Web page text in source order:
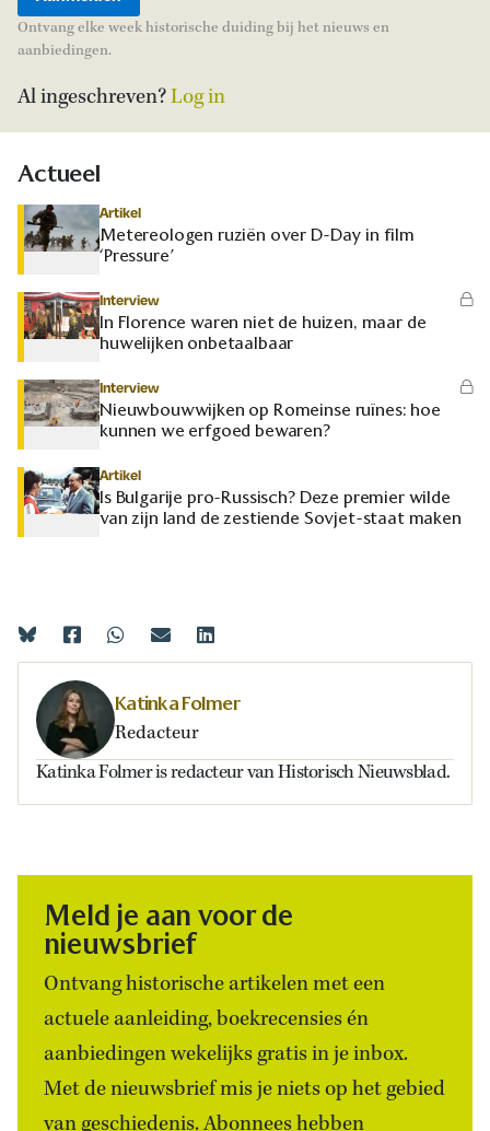
Ontvang elke week historische duiding bij het nieuws en
aanbiedingen.
Al ingeschreven?Log in
Actueel
Artikel
Metereologen ruziën over D-Day in film
‘Pressure’
Interview
In Florence waren niet de huizen, maar de
huwelijken onbetaalbaar
Interview
Nieuwbouwwijken op Romeinse ruïnes: hoe
kunnen we erfgoed bewaren?
Artikel
Is Bulgarije pro-Russisch? Deze premier wilde
van zijn land de zestiende Sovjet-staat maken
Katinka Folmer
Redacteur
Katinka Folmer is redacteur van Historisch Nieuwsblad.
Meld je aan voor de
nieuwsbrief
Ontvang historische artikelen met een
actuele aanleiding, boekrecensies én
aanbiedingen wekelijks gratis in je inbox.
Met de nieuwsbrief mis je niets op het gebied
van geschiedenis. Abonnees hebben